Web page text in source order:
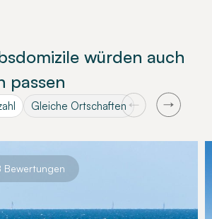
würden auch
passen
Gleiche Ortschaften
Bewertungen